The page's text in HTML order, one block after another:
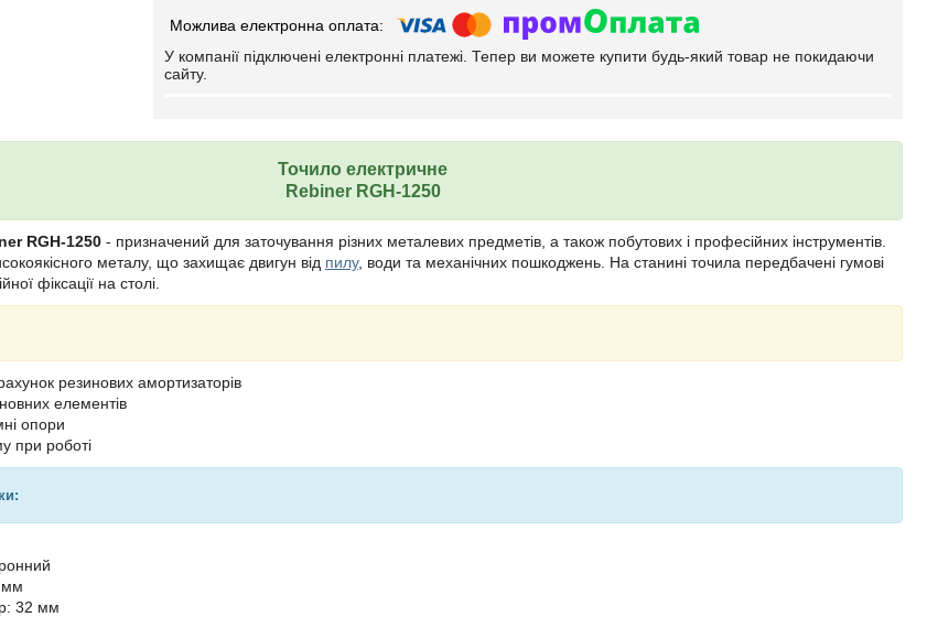
У компанії підключені електронні платежі. Тепер ви можете купити будь-який товар не покидаючи
сайту.
Точило електричне
Rebiner RGH-1250
RGH-1250 - призначений для заточування різних металевих предметів, а також побутових і професійних інструментів.
металу, що захищає двигун від пилу, води та механічних пошкоджень. На станині точила передбачені гумові
фіксації на столі.
рахунок резинових амортизаторів
елементів
опори
при роботі
мм
32 мм